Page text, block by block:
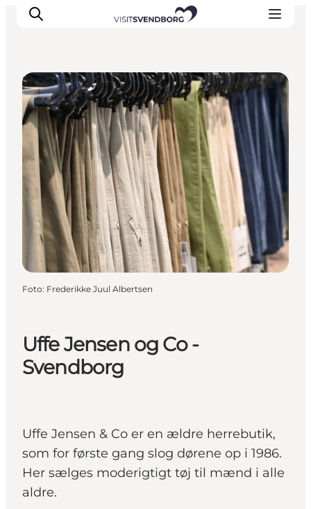
Oplev kultur & natur
Det sker i Svendborg
Spis og drik
handelsbyen Svendborg
Overnatning
Planlæg din tur
Uffe Jensen og Co -
Svendborg
Uffe Jensen & Co er en ældre herrebutik,
som for første gang slog dørene op i 1986.
Her sælges moderigtigt tøj til mænd i alle
aldre.
Shopping
Foto: Frederikke Juul Albertsen